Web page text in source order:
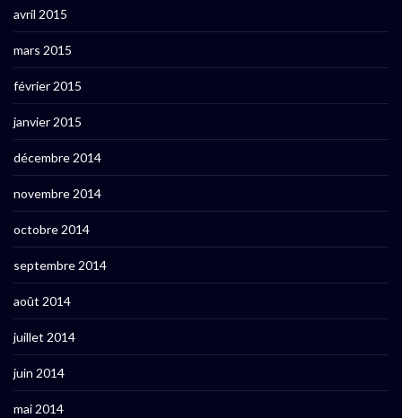
avril 2015
mars 2015
février 2015
janvier 2015
décembre 2014
novembre 2014
octobre 2014
septembre 2014
août 2014
juillet 2014
juin 2014
mai 2014